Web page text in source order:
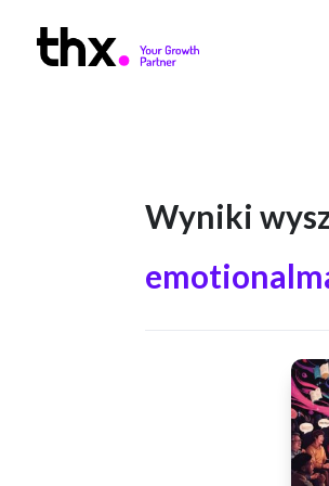
Wyniki